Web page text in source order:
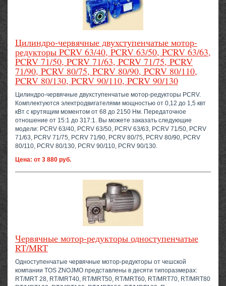
Цилиндро-червячные двухступенчатые мотор-
редукторы PCRV 63/40, PCRV 63/50, PCRV 63/63,
PCRV 71/50, PCRV 71/63, PCRV 71/75, PCRV
71/90, PCRV 80/75, PCRV 80/90, PCRV 80/110,
PCRV 80/130, PCRV 90/110, PCRV 90/130
Цилиндро-червячные двухступенчатые мотор-редукторы PCRV.
Комплектуются электродвигателями мощностью от 0,12 до 1,5 квт
кВт с крутящим моментом от 68 до 2150 Нм. Передаточное
отношение от 15:1 до 317:1. Вы можете заказать следующие
модели: PCRV 63/40, PCRV 63/50, PCRV 63/63, PCRV 71/50, PCRV
71/63, PCRV 71/75, PCRV 71/90, PCRV 80/75, PCRV 80/90, PCRV
80/110, PCRV 80/130, PCRV 90/110, PCRV 90/130.
Цена: от 3 880 руб.
Червячные мотор-редукторы одноступенчатые
RT/MRT
Одноступенчатые червячные мотор-редукторы от чешской
компании TOS ZNOJMO представлены в десяти типоразмерах:
RT/MRT 28, RT/MRT40, RT/MRT50, RT/MRT60, RT/MRT70, RT/MRT80